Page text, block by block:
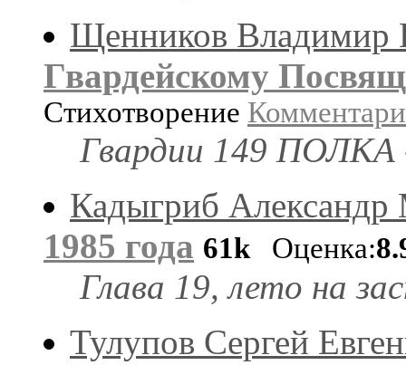
Щенников Владимир
Гвардейскому
Стихотворение
Гвардии 149
Кадыгриб
1985 года 61k Оценка:
Глава 19, лето на
Тулупов Сергей